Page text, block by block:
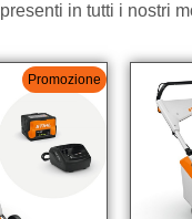
presenti in tutti i nostri
Promozione